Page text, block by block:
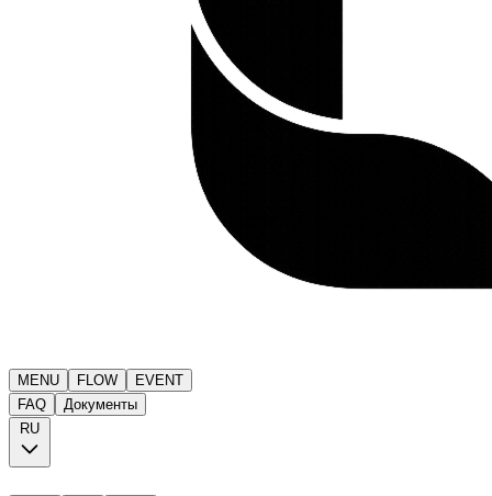
MENU FLOW
EVENT
FAQ
Документы